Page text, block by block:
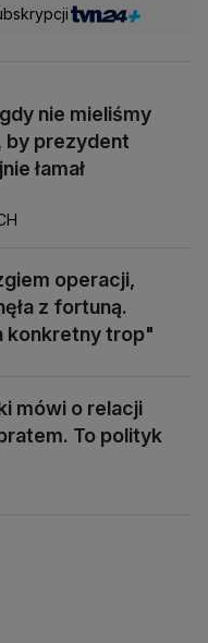
nie mieliśmy
by prezydent
łamał
operacji,
z fortuną.
konkretny trop"
mówi o relacji
To polityk